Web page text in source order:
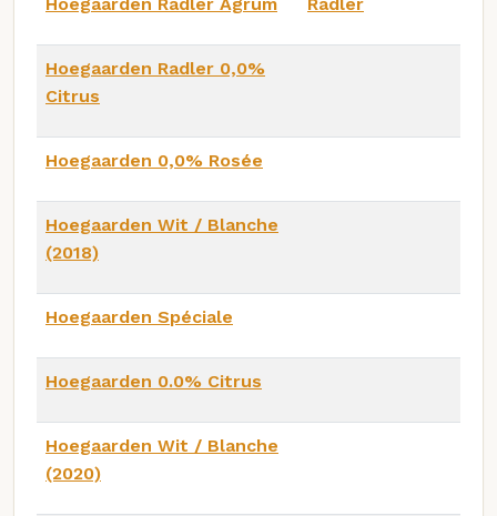
Hoegaarden Radler 0,0%
Citrus
Hoegaarden 0,0% Rosée
Hoegaarden Wit / Blanche
(2018)
Hoegaarden Spéciale
Hoegaarden 0.0% Citrus
Hoegaarden Wit / Blanche
(2020)